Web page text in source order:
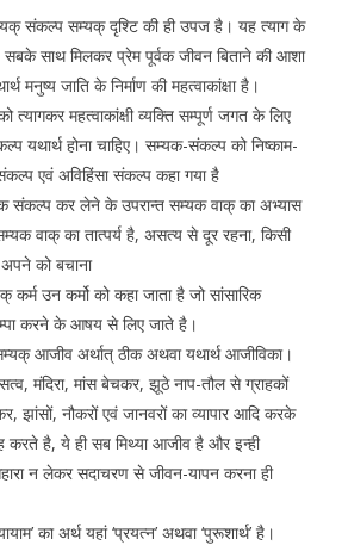
संकल्प सम्यक् दृश्टि की ही उपज है। यह त्याग के
सबके साथ मिलकर प्रेम पूर्वक जीवन बिताने की आशा
मनुष्य जाति के निर्माण की महत्वाकांक्षा है।
त्यागकर महत्वाकांक्षी व्यक्ति सम्पूर्ण जगत के लिए
यथार्थ होना चाहिए। सम्यक-संकल्प को निष्काम-
एवं अविहिंसा संकल्प कहा गया है
संकल्प कर लेने के उपरान्त सम्यक वाक् का अभ्यास
वाक् का तात्पर्य है, असत्य से दूर रहना, किसी
को बचाना
कर्म उन कर्मो को कहा जाता है जो सांसारिक
करने के आषय से लिए जाते है।
आजीव अर्थात् ठीक अथवा यथार्थ आजीविका।
मंदिरा, मांस बेचकर, झूठे नाप-तौल से ग्राहकों
झांसों, नौकरों एवं जानवरों का व्यापार आदि करके
करते है, ये ही सब मिथ्या आजीव है और इन्ही
न लेकर सदाचरण से जीवन-यापन करना ही
का अर्थ यहां ‘प्रयत्न’ अथवा ‘पुरूशार्थ’ है।